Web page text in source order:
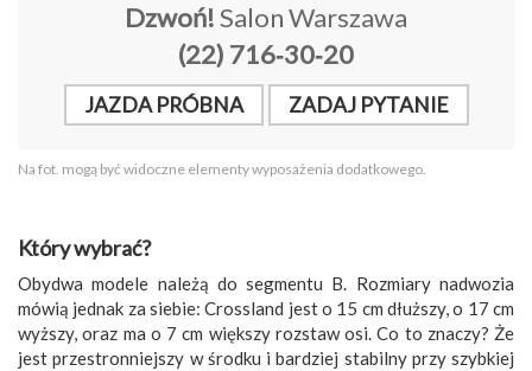
Dzwoń!Salon Warszawa
(22) 716‑30‑20
JAZDA PRÓBNA ZADAJ PYTANIE
Na fot. mogą być widoczne elementy wyposażenia dodatkowego.
Który wybrać?
Obydwa modele należą do segmentu B. Rozmiary nadwozia
mówią jednak za siebie: Crossland jest o 15 cm dłuższy, o 17 cm
wyższy, oraz ma o 7 cm większy rozstaw osi. Co to znaczy? Że
jest przestronniejszy w środku i bardziej stabilny przy szybkiej